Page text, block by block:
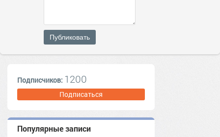
Публиковать
Подписчиков: 1200
Подписаться
Популярные записи